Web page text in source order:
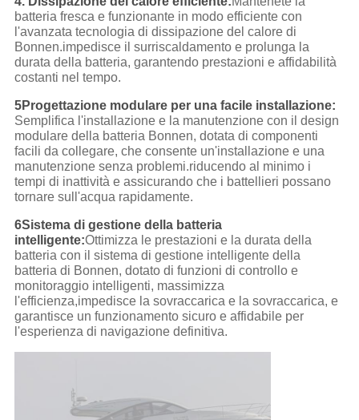
batteria fresca e funzionante in modo efficiente con
l'avanzata tecnologia di dissipazione del calore di
Bonnen.impedisce il surriscaldamento e prolunga la
durata della batteria, garantendo prestazioni e affidabilità
costanti nel tempo.
5Progettazione modulare per una facile installazione:
Semplifica l'installazione e la manutenzione con il design
modulare della batteria Bonnen, dotata di componenti
facili da collegare, che consente un'installazione e una
manutenzione senza problemi.riducendo al minimo i
tempi di inattività e assicurando che i battellieri possano
tornare sull'acqua rapidamente.
6Sistema di gestione della batteria
intelligente:Ottimizza le prestazioni e la durata della
batteria con il sistema di gestione intelligente della
batteria di Bonnen, dotato di funzioni di controllo e
monitoraggio intelligenti, massimizza
l'efficienza,impedisce la sovraccarica e la sovraccarica, e
garantisce un funzionamento sicuro e affidabile per
l'esperienza di navigazione definitiva.